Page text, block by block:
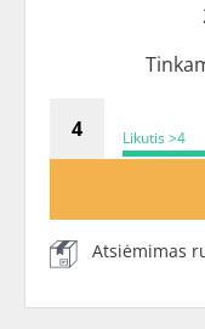
Likutis >4
Atsiėmimas